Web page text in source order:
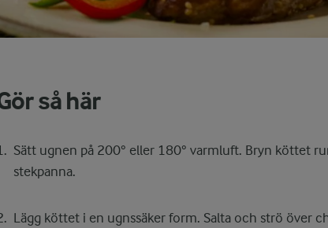
så här
Sätt ugnen på 200° eller 180° varmluft. Bryn köttet
stekpanna.
Lägg köttet i en ugnssäker form. Salta och strö över